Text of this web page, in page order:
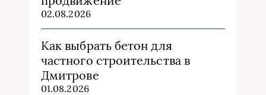
02.08.2026
Как выбрать бетон для
частного строительства в
Дмитрове
01.08.2026